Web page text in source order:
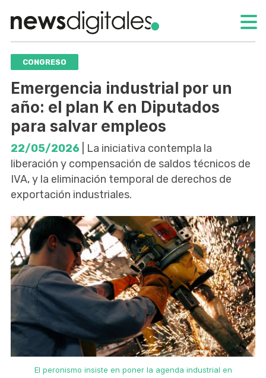
CONGRESO
Emergencia industrial por un
año: el plan K en Diputados
para salvar empleos
22/05/2026 | La iniciativa contempla la
liberación y compensación de saldos técnicos de
IVA, y la eliminación temporal de derechos de
exportación industriales.
El peronismo insiste en poner la agenda industrial en